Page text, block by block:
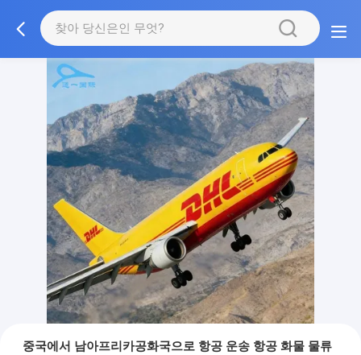
중국에서 남아프리카공화국으로 항공 운송 항공 화물 물류